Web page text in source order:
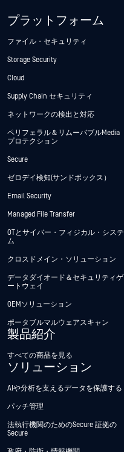
プラットフォーム
ファイル・セキュリティ
Storage Security
Cloud
Supply Chain セキュリティ
ネットワークの検出と対応
ペリフェラル＆リムーバブルMedia
プロテクション
Secure
ゼロデイ検知(サンドボックス）
Email Security
Managed File Transfer
OTとサイバー・フィジカル・システ
ム
クロスドメイン・ソリューション
データダイオード＆セキュリティゲ
ートウェイ
OEMソリューション
ポータブルマルウェアスキャン
製品紹介
すべての商品を見る
ソリューション
AIや分析を支えるデータを保護する
パッチ管理
法執行機関のためのSecure 証拠の
Secure